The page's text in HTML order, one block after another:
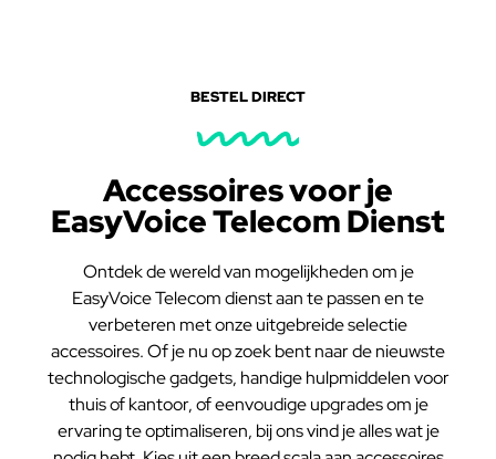
BESTEL DIRECT
Accessoires voor je
EasyVoice Telecom Dienst
Ontdek de wereld van mogelijkheden om je
EasyVoice Telecom dienst aan te passen en te
verbeteren met onze uitgebreide selectie
accessoires. Of je nu op zoek bent naar de nieuwste
technologische gadgets, handige hulpmiddelen voor
thuis of kantoor, of eenvoudige upgrades om je
ervaring te optimaliseren, bij ons vind je alles wat je